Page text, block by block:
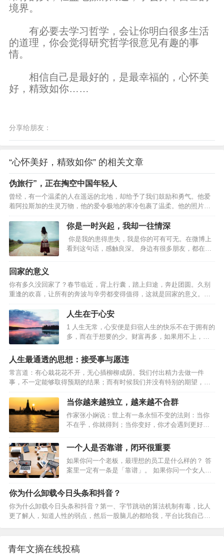
境界。
有必要去学习哲学，会让你明白很多生活
的道理，你会觉得研究哲学很意见有趣的事
情。
相信自己是最好的，是最幸福的，心怀美
好，精致如你……
分享给朋友：
“心怀美好，精致如你” 的相关文章
伪旅行”，正在掏空中国年轻人
曾经，有一个温柔的人在遥远的北地，却给予了我们鼓励和勇气。他爱
着阿拉斯加的生灵万物，他的爱令极地的寒冷包裹了温柔。他的照片
里，熊在冰原上依偎着彼此，松鼠悄然扯下蓝莓，远处传来驼鹿的蹄
声，引着生命的光辉渐渐融进了河流。他的文字讲述了寻光之旅的故
事，这些故事编织在一起好像唱成了一首歌。他的名字叫星野道夫。不
同的人，即使站在同一个地方，透过各自的人生，看到的风景也有所不
同。人们总是在长大以后回想起孩童时期。想的不外乎是热衷的各种游
戏，已不复存在的原野，青梅竹马的好友...不过最令人难以忘怀的，应
该是当…
你是一时兴起，我却一往情深
你是我的患得患失，我是你的可有可无。在微博上
看到这句话，感触良深。 身边有很多朋友，都在感
觉得可以和爱的人白头偕老，真的是一件太美好的
事。 于是兴奋冲昏了头脑，以致她完全没有感觉到
男友微妙的态度变化。男友对婚礼完全不上心，她
也一点都不在意，自己挑起了全部的担子，制作请
柬，联系婚庆，挑选礼服，从头到尾都好像她一个
人的独角戏。 事实上，最后的婚礼，…
回家的意义
你有多久没回家了？春节临近，背上行囊，踏上归途，奔赴团圆。久别
重逢的欢喜，让所有的奔波与辛劳都变得值得，这就是回家的意义。…
人生在于心安
1 人生无常，心安便是归宿人生的快乐不在于拥有的
多，而在于想要的少。财富再多，如果用不上，也
自己需要什么，需要多少，然后再去追求。有目的
地寻找，总要比无目的地获取能给人们更大的幸福
感。2 生命的意义在于让别人快乐人生的真正意义不
在于长度，而在于质量。人生的质量不在于拥有多
少，而在于帮助别人多少。想要做到这点，自然要
从做个好人开始。约束自己、爱护亲友、帮助他
人，让自己成为别人需要的人，让自己在别人的人
生中占有一个位置，生命才算是真正的精彩。3 无限
人生最通透的思想：接受事与愿违
常言道：有心栽花花不开，无心插柳柳成荫。我们付出精力去做一件
事，不一定能够取得预期的结果；而有时候我们并没有特别的期望，却
无意中获得意想不到的收获。人生充满了不确定性，而怎样才算真正的
通透？走过半生，比起年轻时的激情与冲劲，我们更需要的是一份随遇
而安的从容。接受事与愿违，是中年人该有的通透。01事与愿违，本是
人生常态林清玄说：“人生不如意之事十有八九，常想一二，不思八九，
事事如意。”在人生的旅途中，不如意之事远比如意之事要多得多。我们
要坦然接受：事与愿违，本是人生常态。一位老人年轻时梦想成为一
名…
当你越来越独立，越来越不合群
作家张小娴说：世上有一条永恒不变的法则：当你
不在乎，你就得到；当你变好，你才会遇到更好，
单，你才能够宁缺毋滥。生活里，人们有千万种性
格，圈子更有多样的颜色。而我们，却总是因为两
者没有交集而恐惧焦虑。然后，不管适不适合自
己，都试图从中寻找理解和认同。可现实往往是：
越是靠近，越觉得空虚；越是依赖，越找不到方
向。而当我们决定变得独立而勇敢，才是活出自我
了迎合,多了自由最近，《她的双重奏》节目，采访
到了演员邓萃雯。…
一个人是否靠谱，闭环很重要
如果你问一个老板，最理想的员工是什么样的？ 答
案里一定有一条是「靠谱」。 如果你问一个女人，
「靠谱」。 靠谱的人，和不靠谱的人，到底有什么
区别？怎样才能成为一个靠谱的人？ 今天这篇文
章，值得你认真阅读和思考。 1 约定时间内给到反
馈 闭环思维强调的是如果别人发起了一件事，你不
你为什么卸载今日头条和抖音？
你为什么卸载今日头条和抖音？第一、字节跳动的算法机制有毒，比人
更了解人，知道人性的弱点，然后一股脑儿的都给我，平台比我自己清
娘，得问头条君，即便是垂直领域的内容，知乎都是水答案。情怀虽
好，可不要贪杯，内容不醉人人自醉。第三、抖音是所有短视频平台最
青年文摘在线投稿